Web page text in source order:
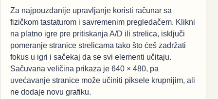
Za najpouzdanije upravljanje koristi računar sa
fizičkom tastaturom i savremenim pregledačem. Klikni
na platno igre pre pritiskanja A/D ili strelica, isključi
pomeranje stranice strelicama tako što ćeš zadržati
fokus u igri i sačekaj da se svi elementi učitaju.
Sačuvana veličina prikaza je 640 × 480, pa
uvećavanje stranice može učiniti piksele krupnijim, ali
ne dodaje novu grafiku.